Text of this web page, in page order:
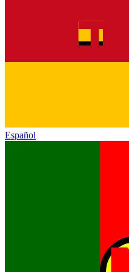
Español